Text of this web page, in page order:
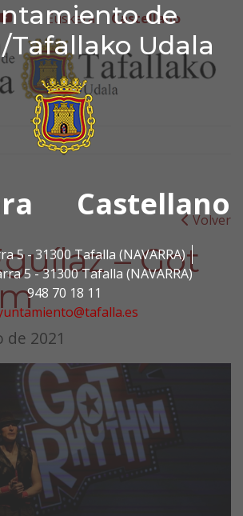
de
Tafallako Udala
Castellano
5 - 31300 Tafalla (NAVARRA)
5 - 31300 Tafalla (NAVARRA)
948 70 18 11
de
youtube
Euskera Castellano
Volver
– Got
de 2021